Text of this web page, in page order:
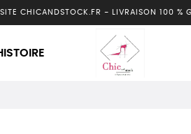
CHICANDSTOCK.FR - LIVRAISON 100 %